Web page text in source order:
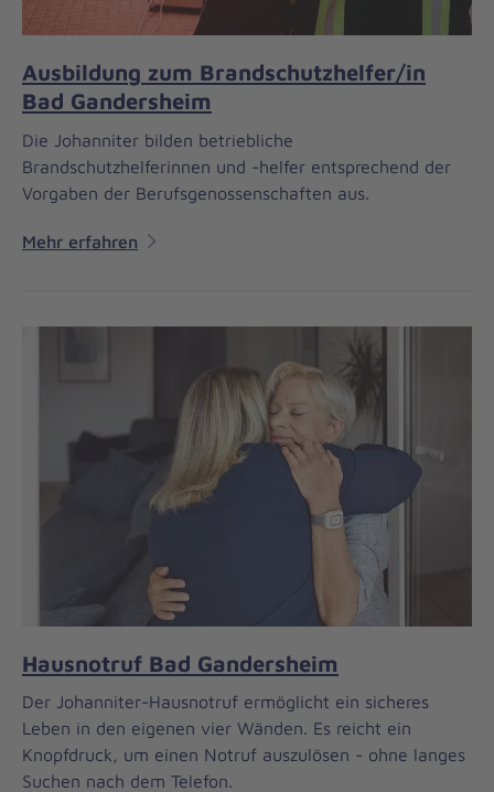
Ausbildung zum Brandschutzhelfer/in
Bad Gandersheim
Die Johanniter bilden betriebliche
Brandschutzhelferinnen und -helfer entsprechend der
Vorgaben der Berufsgenossenschaften aus.
Mehr erfahren
Hausnotruf Bad Gandersheim
Der Johanniter-Hausnotruf ermöglicht ein sicheres
Leben in den eigenen vier Wänden. Es reicht ein
Knopfdruck, um einen Notruf auszulösen - ohne langes
Suchen nach dem Telefon.